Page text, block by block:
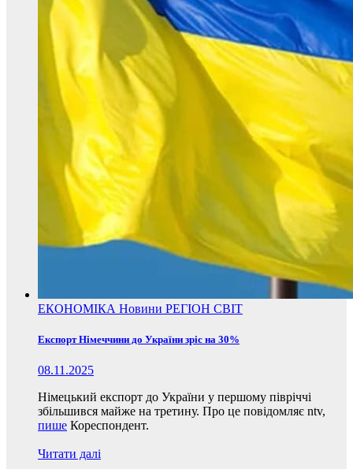
ЕКОНОМІКА Новини РЕГІОН СВІТ
Експорт Німеччини до України зріс на 30%
08.11.2025
Німецький експорт до України у першому півріччі
збільшився майже на третину. Про це повідомляє ntv,
пише Кореспондент.
Читати далі